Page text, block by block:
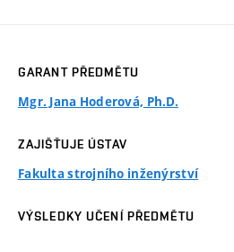
GARANT PŘEDMĚTU
Mgr. Jana Hoderová, Ph.D.
ZAJIŠŤUJE ÚSTAV
Fakulta strojního inženýrství
VÝSLEDKY UČENÍ PŘEDMĚTU